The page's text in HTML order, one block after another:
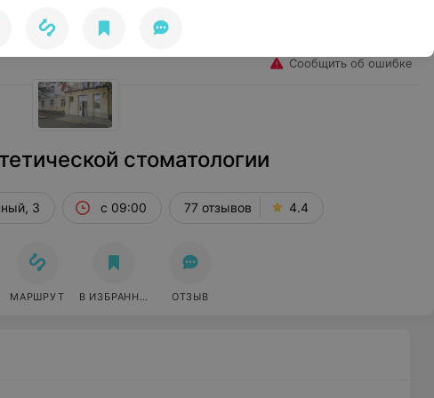
Сообщить об ошибке
стоматологии
3 с 09:00 77 отзывов 4.4
МАРШРУТ В ИЗБРАННОЕ ОТЗЫВ